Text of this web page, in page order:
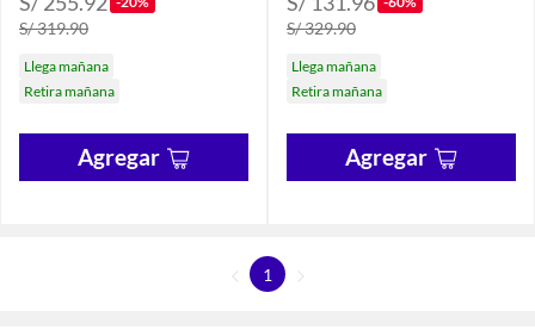
S/ 319.90
Llega mañana
Retira mañana
Agregar
S/ 329.90
Llega mañana
Retira mañana
Agregar
1